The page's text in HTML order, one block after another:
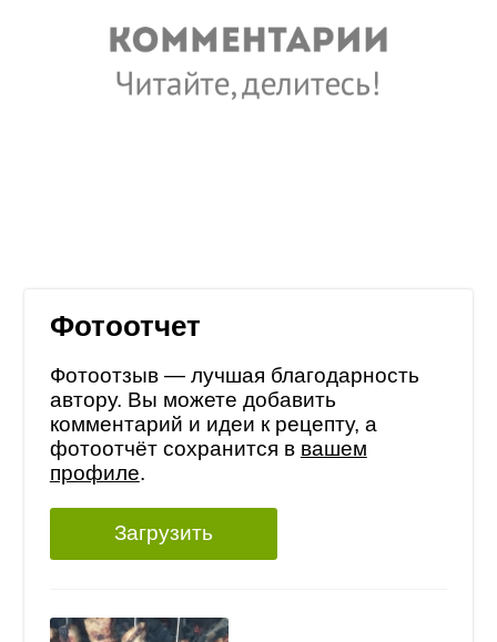
Фотоотчет
Фотоотзыв — лучшая благодарность
автору. Вы можете добавить
комментарий и идеи к рецепту, а
фотоотчёт сохранится в вашем
профиле.
Загрузить